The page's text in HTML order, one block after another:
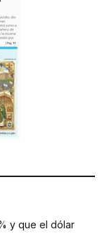
y que el dólar